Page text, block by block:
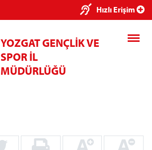
Hızlı Erişim
YOZGAT GENÇLİK VE
SPOR İL
MÜDÜRLÜĞÜ
×